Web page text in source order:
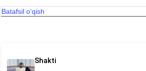
неправильной позе, учитель сразу
Batafsil o‘qish
Shakti